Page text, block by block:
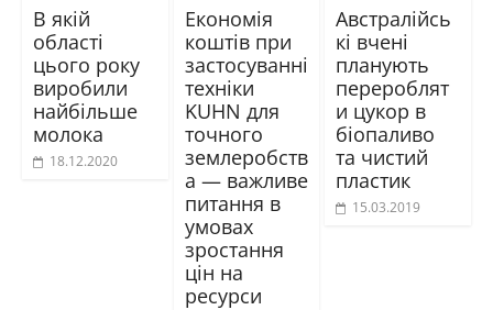
В якій
області
цього року
виробили
найбільше
молока
18.12.2020
Економія
коштів при
застосуванні
техніки
KUHN для
точного
землеробств
а — важливе
питання в
умовах
зростання
цін на
ресурси
Австралійсь
кі вчені
планують
перероблят
и цукор в
біопаливо
та чистий
пластик
15.03.2019